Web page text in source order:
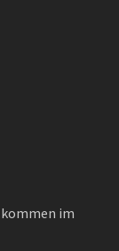
im